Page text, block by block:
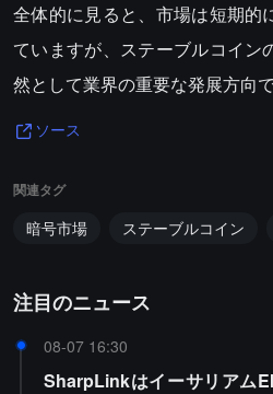
全体的に見ると、市場は短期的
ていますが、ステーブルコイン
然として業界の重要な発展方向で
ソース
関連タグ
暗号市場 ステーブルコイン
注目のニュース
08-07 16:30
SharpLinkはイーサリアム